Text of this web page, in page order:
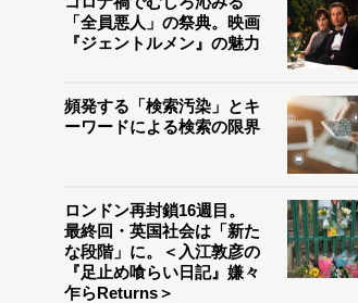
「全員悪人」の祭典。映画
『ジェントルメン』の魅力
頻発する「検索汚染」とキ
ーワードによる検索の限界
ロンドン再封鎖16週目。
最終回・英国社会は「新た
な段階」に。＜入江敦彦の
『足止め喰らい日記』嫌々
乍らReturns＞